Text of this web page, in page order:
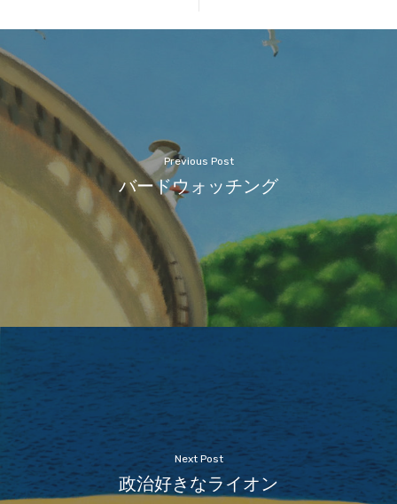
Previous Post
バードウォッチング
Next Post
政治好きなライオン